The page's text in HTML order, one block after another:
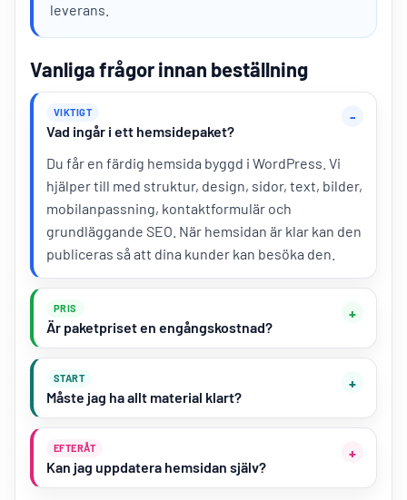
leverans.
Vanliga frågor innan beställning
VIKTIGT
Vad ingår i ett hemsidepaket?
Du får en färdig hemsida byggd i WordPress. Vi
hjälper till med struktur, design, sidor, text, bilder,
mobilanpassning, kontaktformulär och
grundläggande SEO. När hemsidan är klar kan den
publiceras så att dina kunder kan besöka den.
PRIS
Är paketpriset en engångskostnad?
START
Måste jag ha allt material klart?
EFTERÅT
Kan jag uppdatera hemsidan själv?